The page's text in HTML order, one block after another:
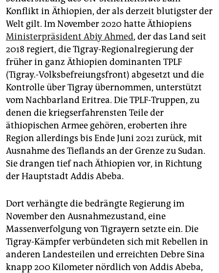
Konflikt in Äthiopien, der als derzeit blutigster der
Welt gilt. Im November 2020 hatte Äthiopiens
Ministerpräsident Abiy Ahmed, der das Land seit
2018 regiert, die Tigray-Regionalregierung der
früher in ganz Äthiopien dominanten TPLF
(Tigray.-Volksbefreiungsfront) abgesetzt und die
Kontrolle über Tigray übernommen, unterstützt
vom Nachbarland Eritrea. Die TPLF-Truppen, zu
denen die kriegserfahrensten Teile der
äthiopischen Armee gehören, eroberten ihre
Region allerdings bis Ende Juni 2021 zurück, mit
Ausnahme des Tieflands an der Grenze zu Sudan.
Sie drangen tief nach Äthiopien vor, in Richtung
der Hauptstadt Addis Abeba.
Dort verhängte die bedrängte Regierung im
November den Ausnahmezustand, eine
Massenverfolgung von Tigrayern setzte ein. Die
Tigray-Kämpfer verbündeten sich mit Rebellen in
anderen Landesteilen und erreichten Debre Sina
knapp 200 Kilometer nördlich von Addis Abeba,